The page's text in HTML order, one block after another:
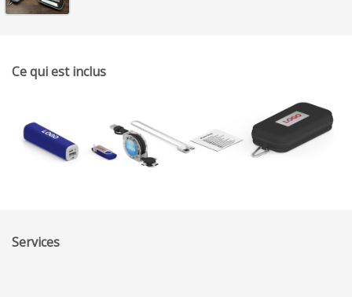
Ce qui est inclus
Services